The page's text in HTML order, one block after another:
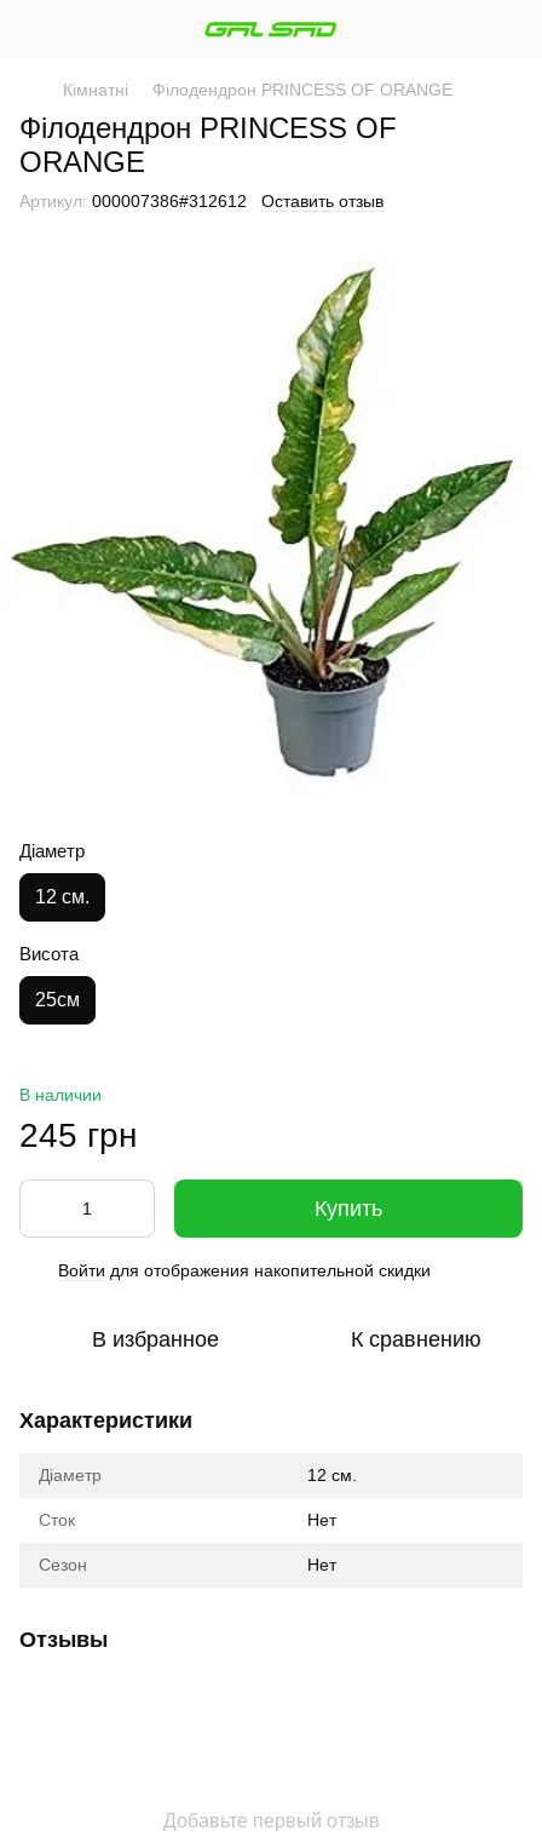
Кімнатні Філодендрон PRINCESS OF ORANGE
Філодендрон PRINCESS OF
ORANGE
Артикул: 000007386#312612 Оставить отзыв
Діаметр
12 см.
Висота
25см
В наличии
245 грн
Купить
Войти для отображения накопительной скидки
В избранное К сравнению
Характеристики
Діаметр 12 см.
Сток Нет
Сезон Нет
Отзывы
Добавьте первый отзыв